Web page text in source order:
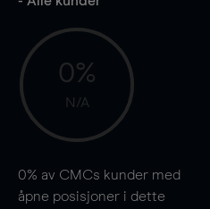
0%
N/A
0% av CMCs kunder med
åpne posisjoner i dette